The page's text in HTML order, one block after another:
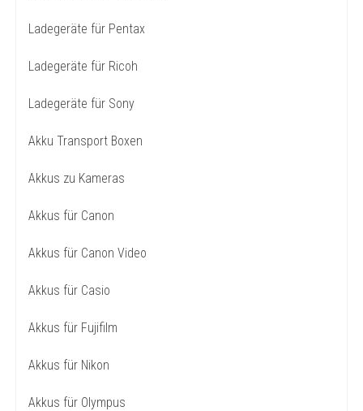
Ladegeräte für Pentax
Ladegeräte für Ricoh
Ladegeräte für Sony
Akku Transport Boxen
Akkus zu Kameras
Akkus für Canon
Akkus für Canon Video
Akkus für Casio
Akkus für Fujifilm
Akkus für Nikon
Akkus für Olympus